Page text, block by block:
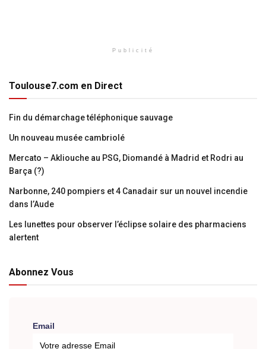
Publicité
Toulouse7.com en Direct
Fin du démarchage téléphonique sauvage
Un nouveau musée cambriolé
Mercato – Akliouche au PSG, Diomandé à Madrid et Rodri au
Barça (?)
Narbonne, 240 pompiers et 4 Canadair sur un nouvel incendie
dans l’Aude
Les lunettes pour observer l’éclipse solaire des pharmaciens
alertent
Abonnez Vous
Email